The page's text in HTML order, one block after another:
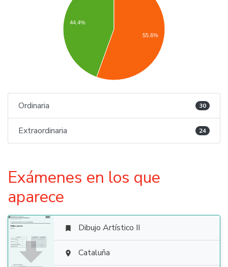
44.4%
55.6%
Ordinaria 30
Extraordinaria 24
Exámenes en los que
aparece

 Dibujo Artístico II
 Cataluña